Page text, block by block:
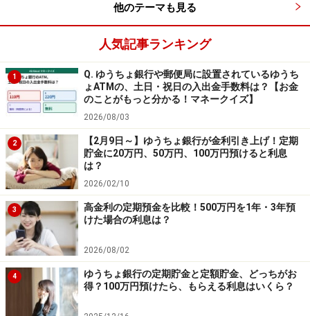
※3カ月ものと1年ものを合わせて、1人総額1000万円が上
限。預入期限は口座開設日の翌々月末まで。
◆auじぶん銀行 「デビュー応援定期預金」
金利：1.35％
預入期間：3カ月
預入金額：1万円以上（1円単位）
※auユーザー以外も対象。預入期限は口座開設日の翌々
月末まで。期間中、何度でも預入可能だが、特典対象と
なる預入上限金額は3カ月ものと1年ものを合算して1億
円まで。
定期預金を途中で解約すると？
定期預金は、あらかじめ預入期間が決まっているぶん、
他のテーマも見る
人気記事ランキング
1
Q. ゆうちょ銀行や郵便局に設置されているゆうち
ょATMの、土日・祝日の入出金手数料は？【お金
のことがもっと分かる！マネークイズ】
2026/08/03
2
【2月9日～】ゆうちょ銀行が金利引き上げ！定期
貯金に20万円、50万円、100万円預けると利息
は？
2026/02/10
3
高金利の定期預金を比較！500万円を1年・3年預
けた場合の利息は？
2026/08/02
4
ゆうちょ銀行の定期貯金と定額貯金、どっちがお
得？100万円預けたら、もらえる利息はいくら？